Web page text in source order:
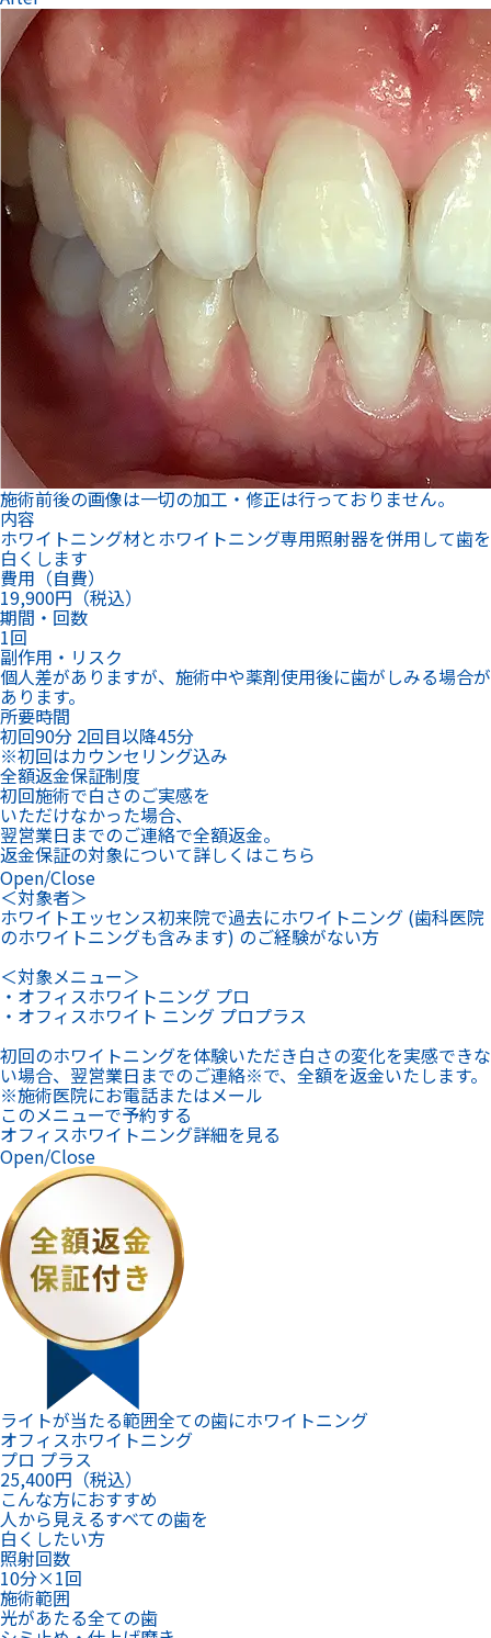
施術前後の画像は一切の加工・修正は行っておりません。
ホワイトニング材とホワイトニング専用照射器を併用して歯を
19,900円（税込）
期間・回数
1回
副作用・リスク
個人差がありますが、施術中や薬剤使用後に歯がしみる場合が
あります。
所要時間
初回90分 2回目以降45分
※初回はカウンセリング込み
全額返金保証制度
初回施術で白さのご実感を
いただけなかった場合、
翌営業日までのご連絡で全額返金。
返金保証の対象について詳しくはこちら
Open/Close
＜対象者＞
ホワイトエッセンス初来院で過去にホワイトニング (歯科医院
のホワイトニングも含みます) のご経験がない方
＜対象メニュー＞
・オフィスホワイトニング プロ
・オフィスホワイト ニング プロプラス
初回のホワイトニングを体験いただき白さの変化を実感できな
い場合、翌営業日までのご連絡※で、全額を返金いたします。
※施術医院にお電話またはメール
このメニューで予約する
Open/Close
ライトが当たる範囲全ての歯にホワイトニング
オフィスホワイトニング
プロ プラス
25,400
こんな方におすすめ
人から見えるすべての歯を
白くしたい方
10分×1回
施術範囲
光があたる全ての歯
シミ止め・仕上げ磨き
あり